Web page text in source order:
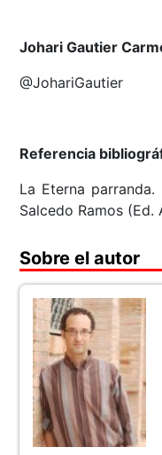
Johari Gautier
@JohariGautier
Referencia
La Eterna
Salcedo Ramos
Sobre el autor